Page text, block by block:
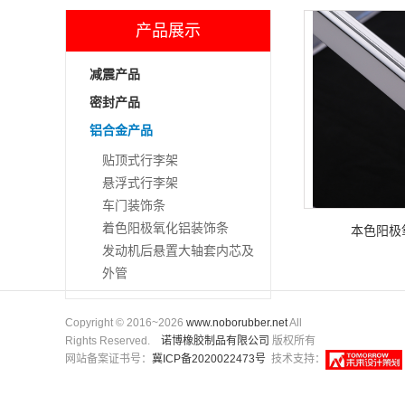
产品展示
减震产品
密封产品
铝合金产品
贴顶式行李架
悬浮式行李架
车门装饰条
着色阳极氧化铝装饰条
发动机后悬置大轴套内芯及
外管
本色阳
Copyright © 2016~2026 www.noborubber.netAll
Rights Reserved. 诺博橡胶制品有限公司 版权所有
网站备案证书号： 冀ICP备2020022473号 技术支持：